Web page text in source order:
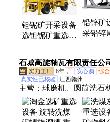
钽铌矿开采设备
选钽铌矿重选设
铅锌矿
采铅锌
石城高旋轴瓦有限责任公
6年 厂 安心购 综
真实性已核验 江西赣州
主营： 球磨机、圆筒洗石
床、螺旋溜槽、浮选机、
螺旋洗沙机、给料机、擦